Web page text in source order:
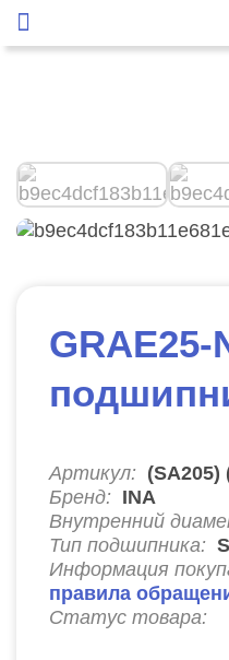
GRAE25-
Артикул: (SA205)
Бренд: INA
Внутренний
Тип подшипника:
Информация
правила
Статус товара: